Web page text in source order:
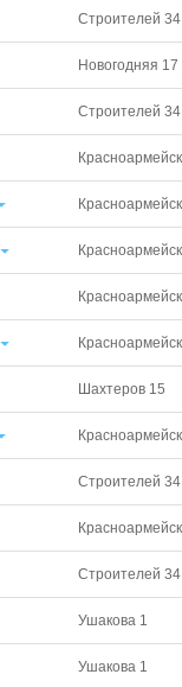
Строителей 34
Новогодняя 17
Строителей 34
Шахтеров 15
Строителей 34
Строителей 34
Ушакова 1
Ушакова 1